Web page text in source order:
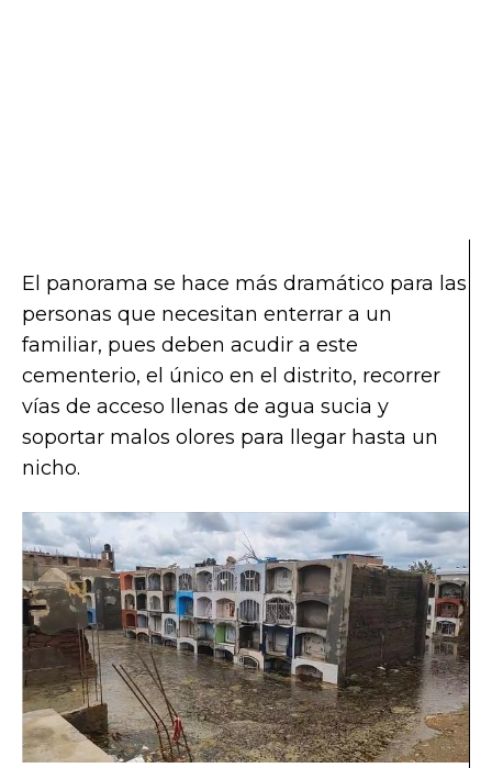
El panorama se hace más dramático para las
personas que necesitan enterrar a un
familiar, pues deben acudir a este
cementerio, el único en el distrito, recorrer
vías de acceso llenas de agua sucia y
soportar malos olores para llegar hasta un
nicho.